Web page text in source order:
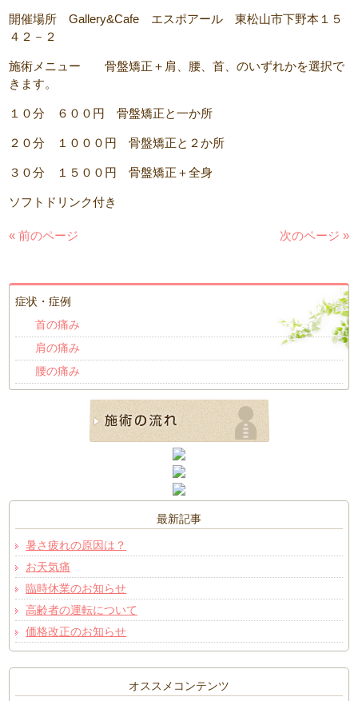
開催場所 Gallery&Cafe エスポアール 東松山市下野本１５
４２－２
施術メニュー 骨盤矯正＋肩、腰、首、のいずれかを選択で
きます。
１０分 ６００円 骨盤矯正と一か所
２０分 １０００円 骨盤矯正と２か所
３０分 １５００円 骨盤矯正＋全身
ソフトドリンク付き
« 前のページ 次のページ »
症状・症例
首の痛み
肩の痛み
腰の痛み
最新記事
暑さ疲れの原因は？
お天気痛
臨時休業のお知らせ
高齢者の運転について
価格改正のお知らせ
オススメコンテンツ